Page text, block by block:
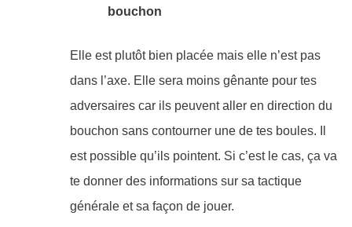
bouchon
Elle est plutôt bien placée mais elle n’est pas
dans l’axe. Elle sera moins gênante pour tes
adversaires car ils peuvent aller en direction du
bouchon sans contourner une de tes boules. Il
est possible qu’ils pointent. Si c’est le cas, ça va
te donner des informations sur sa tactique
générale et sa façon de jouer.